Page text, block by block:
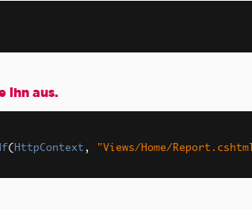
ihn aus.
( HttpContext , "Views/Home/